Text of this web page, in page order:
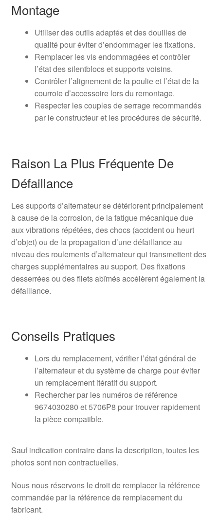
Montage
Utiliser des outils adaptés et des douilles de
qualité pour éviter d’endommager les fixations.
Remplacer les vis endommagées et contrôler
l’état des silentblocs et supports voisins.
Contrôler l’alignement de la poulie et l’état de la
courroie d’accessoire lors du remontage.
Respecter les couples de serrage recommandés
par le constructeur et les procédures de sécurité.
Raison La Plus Fréquente De
Défaillance
Les supports d’alternateur se détériorent principalement
à cause de la corrosion, de la fatigue mécanique due
aux vibrations répétées, des chocs (accident ou heurt
d’objet) ou de la propagation d’une défaillance au
niveau des roulements d’alternateur qui transmettent des
charges supplémentaires au support. Des fixations
desserrées ou des filets abîmés accélèrent également la
défaillance.
Conseils Pratiques
Lors du remplacement, vérifier l’état général de
l’alternateur et du système de charge pour éviter
un remplacement itératif du support.
Rechercher par les numéros de référence
9674030280 et 5706P8 pour trouver rapidement
la pièce compatible.
Sauf indication contraire dans la description, toutes les
photos sont non contractuelles.
Nous nous réservons le droit de remplacer la référence
commandée par la référence de remplacement du
fabricant.